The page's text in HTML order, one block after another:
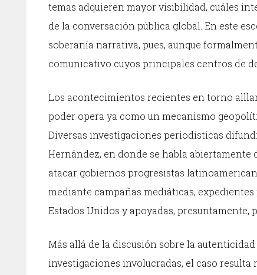
temas adquieren mayor visibilidad, cuáles
de la conversación pública global. En este
soberanía narrativa, pues, aunque
comunicativo cuyos principales centros de
Los acontecimientos recientes en torno
poder opera ya como un mecanismo
Diversas investigaciones periodísticas
Hernández, en donde se habla
atacar gobiernos progresistas
mediante campañas mediáticas,
Estados Unidos y apoyadas, presuntamente,
Más allá de la discusión sobre la
investigaciones involucradas, el caso